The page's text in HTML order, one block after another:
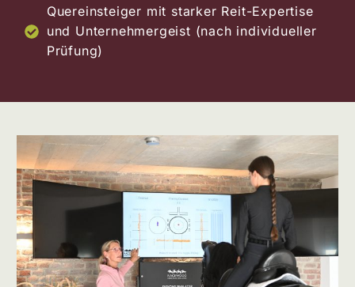
Quereinsteiger mit starker Reit-Expertise
und Unternehmergeist (nach individueller
Prüfung)